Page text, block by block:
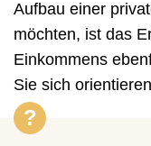
Aufbau einer
möchten, ist das
Einkommens
Sie sich